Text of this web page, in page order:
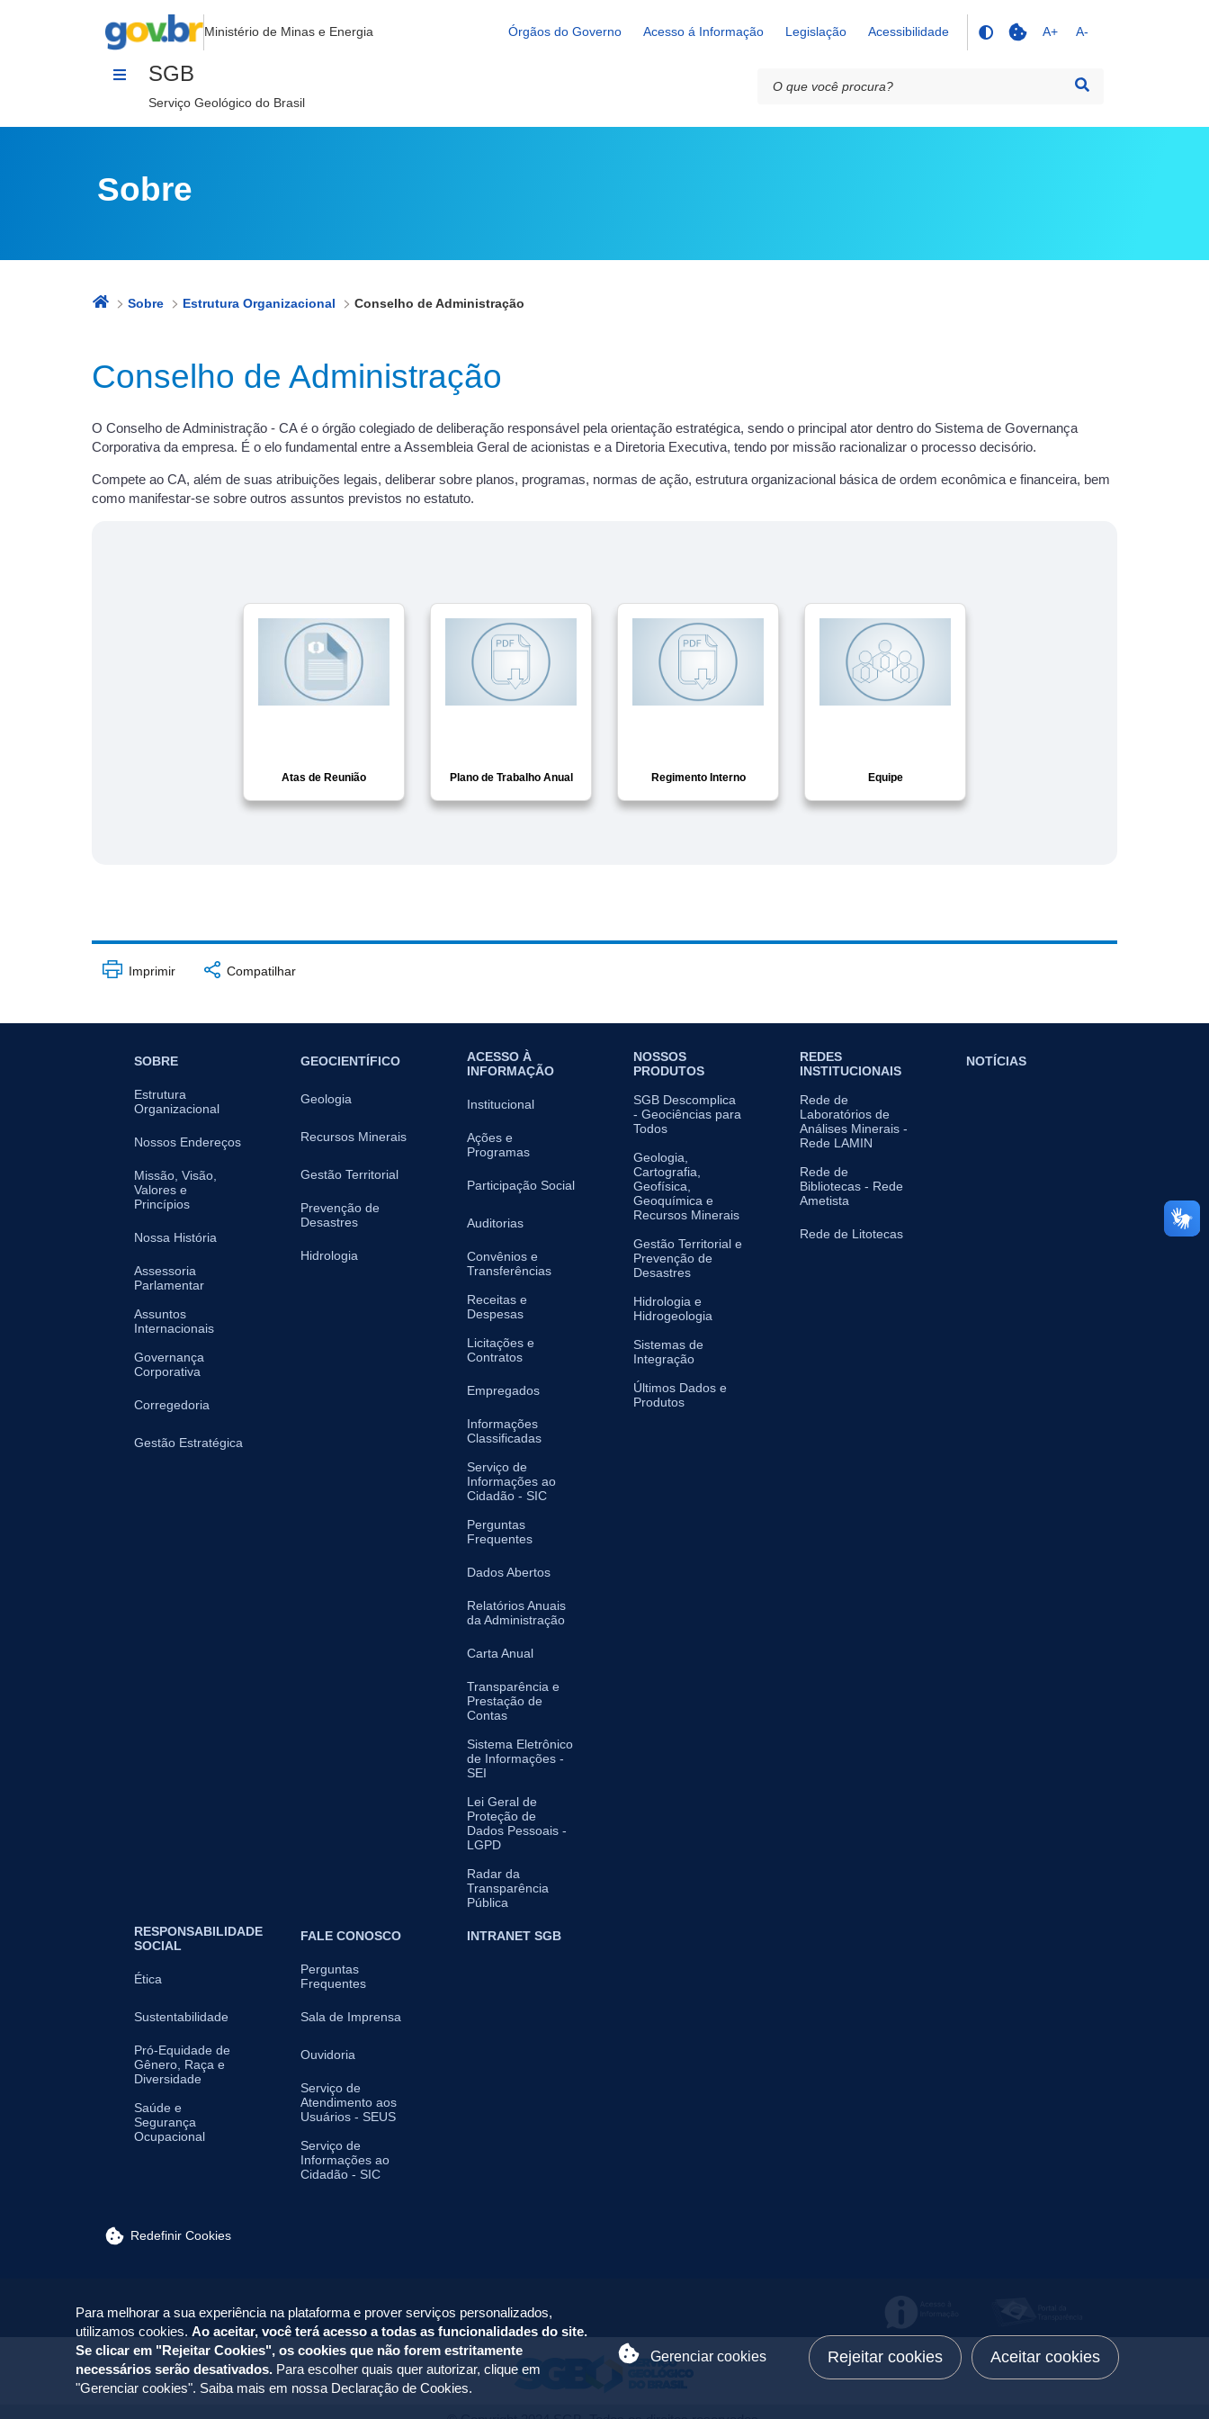
Conselho de Administração
Ministério de Minas e Energia Órgãos do Governo Acesso á Informação Legislação Acessibilidade A+ A-
SGB
Serviço Geológico do Brasil
Sobre
Sobre Estrutura Organizacional Conselho de Administração
Conselho de Administração
O Conselho de Administração - CA é o órgão colegiado de deliberação responsável pela orientação estratégica, sendo o principal ator dentro do Sistema de Governança
Corporativa da empresa. É o elo fundamental entre a Assembleia Geral de acionistas e a Diretoria Executiva, tendo por missão racionalizar o processo decisório.
Compete ao CA, além de suas atribuições legais, deliberar sobre planos, programas, normas de ação, estrutura organizacional básica de ordem econômica e financeira, bem
como manifestar-se sobre outros assuntos previstos no estatuto.
Atas de Reunião Plano de Trabalho Anual Regimento Interno Equipe
Imprimir Compatilhar
SOBRE
Estrutura
Organizacional
Nossos Endereços
Missão, Visão,
Valores e
Princípios
Nossa História
Assessoria
Parlamentar
Assuntos
Internacionais
Governança
Corporativa
Corregedoria
Gestão Estratégica
GEOCIENTÍFICO
Geologia
Recursos Minerais
Gestão Territorial
Prevenção de
Desastres
Hidrologia
ACESSO À
INFORMAÇÃO
Institucional
Ações e
Programas
Participação Social
Auditorias
Convênios e
Transferências
Receitas e
Despesas
Licitações e
Contratos
Empregados
Informações
Classificadas
Serviço de
Informações ao
Cidadão - SIC
Perguntas
Frequentes
Dados Abertos
Relatórios Anuais
da Administração
Carta Anual
Transparência e
Prestação de
Contas
Sistema Eletrônico
de Informações -
SEI
Lei Geral de
Proteção de
Dados Pessoais -
LGPD
Radar da
Transparência
Pública
NOSSOS
PRODUTOS
SGB Descomplica
- Geociências para
Todos
Geologia,
Cartografia,
Geofísica,
Geoquímica e
Recursos Minerais
Gestão Territorial e
Prevenção de
Desastres
Hidrologia e
Hidrogeologia
Sistemas de
Integração
Últimos Dados e
Produtos
REDES
INSTITUCIONAIS
Rede de
Laboratórios de
Análises Minerais -
Rede LAMIN
Rede de
Bibliotecas - Rede
Ametista
Rede de Litotecas
NOTÍCIAS
RESPONSABILIDADE
SOCIAL
Ética
Sustentabilidade
Pró-Equidade de
Gênero, Raça e
Diversidade
Saúde e
Segurança
Ocupacional
FALE CONOSCO
Perguntas
Frequentes
Sala de Imprensa
Ouvidoria
Serviço de
Atendimento aos
Usuários - SEUS
Serviço de
Informações ao
Cidadão - SIC
INTRANET SGB
Redefinir Cookies
Para melhorar a sua experiência na plataforma e prover serviços personalizados,
utilizamos cookies. Ao aceitar, você terá acesso a todas as funcionalidades do site.
Se clicar em "Rejeitar Cookies", os cookies que não forem estritamente
necessários serão desativados. Para escolher quais quer autorizar, clique em
"Gerenciar cookies". Saiba mais em nossa Declaração de Cookies.
Gerenciar cookies Rejeitar cookies Aceitar cookies